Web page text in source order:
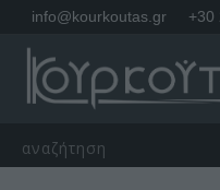
info@kourkoutas.gr +30